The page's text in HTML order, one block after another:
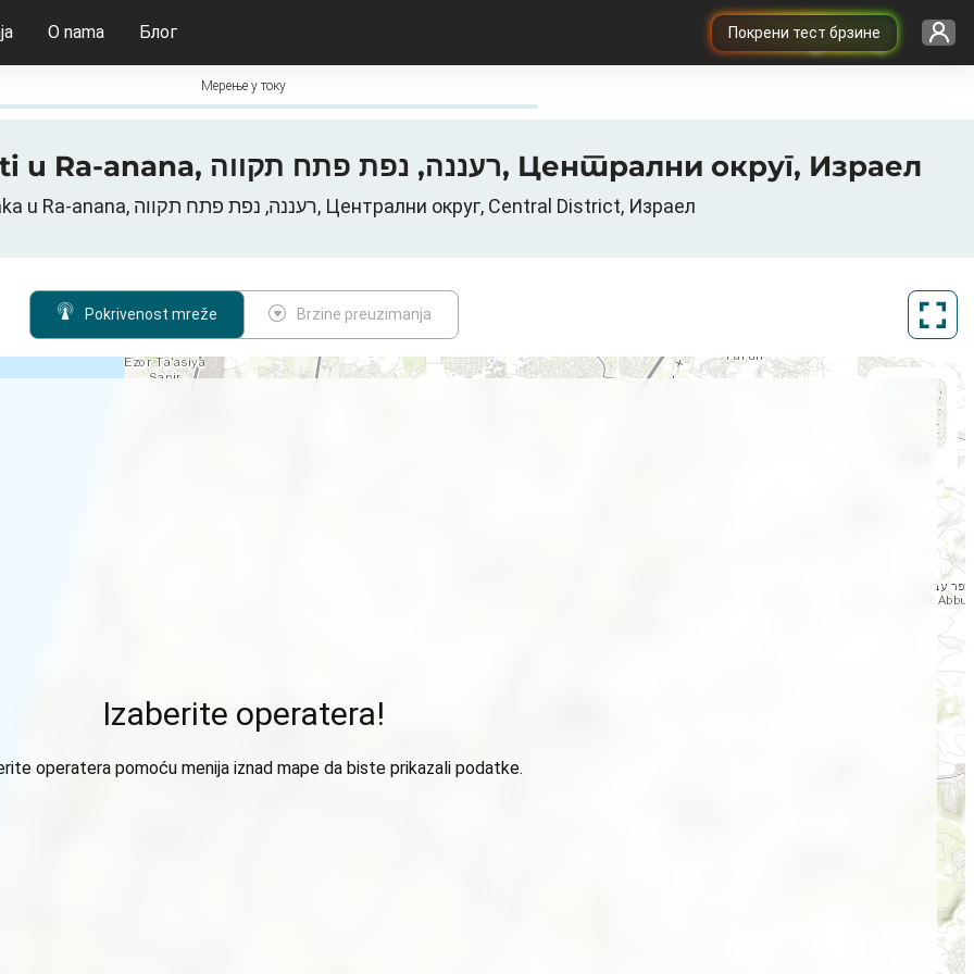
Покрени тест брзине
O nama Блог
Мерење у току
3G / 4G / 5G mapa pokrivenosti u Ra-anana, רעננה, נפת פתח תקווה, Централни округ, Израел
Mreža za prenos podataka u Ra-anana, רעננה, נפת פתח תקווה, Централни округ, Central District, Израел
Pokrivenost mreže Brzine preuzimanja
Izaberite operatera!
operatera pomoću menija iznad mape da biste prikazali podatke.